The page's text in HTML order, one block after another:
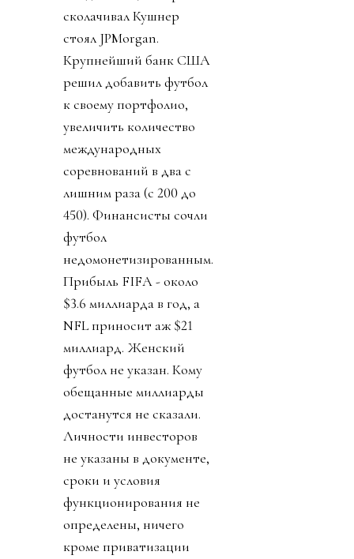
сколачивал Кушнер
стоял JPMorgan.
Крупнейший банк США
решил добавить футбол
к своему портфолио,
увеличить количество
международных
соревнований в два с
лишним раза (с 200 до
450). Финансисты сочли
футбол
недомонетизированным.
Прибыль FIFA - около
$3.6 миллиарда в год, а
NFL приносит аж $21
миллиард. Женский
футбол не указан. Кому
обещанные миллиарды
достанутся не сказали.
Личности инвесторов
не указаны в документе,
сроки и условия
функционирования не
определены, ничего
кроме приватизации